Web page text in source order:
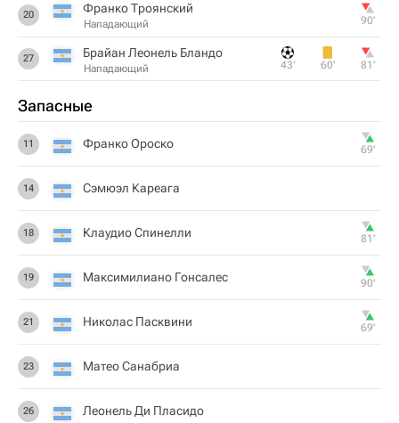
20 Франко Троянский
Нападающий 90‎’‎
27 Брайан Леонель Бландо
Нападающий 43‎’‎ 60‎’‎ 81‎’‎
Запасные
11 Франко Ороско 69‎’‎
14 Сэмюэл Кареага
18 Клаудио Спинелли 81‎’‎
19 Максимилиано Гонсалес 90‎’‎
21 Николас Пасквини 69‎’‎
23 Матео Санабриа
26 Леонель Ди Пласидо